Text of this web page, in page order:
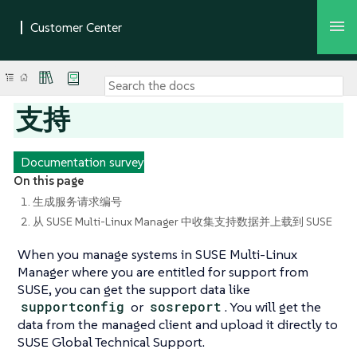
支持
Documentation survey
On this page
1. 生成服务请求编号
2. 从 SUSE Multi-Linux Manager 中收集支持数据并上载到 SUSE
When you manage systems in SUSE Multi-Linux
Manager where you are entitled for support from
SUSE, you can get the support data like
supportconfig or sosreport . You will get the
data from the managed client and upload it directly to
SUSE Global Technical Support.